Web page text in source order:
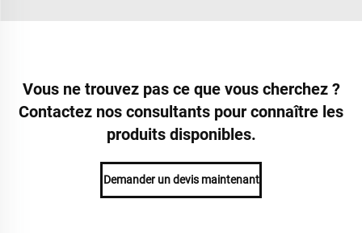
Vous ne trouvez pas ce que vous cherchez ?
Contactez nos consultants pour connaître les
produits disponibles.
Demander un devis maintenant